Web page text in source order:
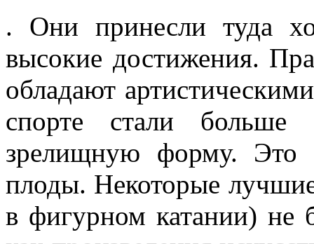
. Они при­несли туда
высокие достиже­ния.
обладают
спорте стали
зрелищную форму. Это
плоды. Некоторые
в фигурном катании) не